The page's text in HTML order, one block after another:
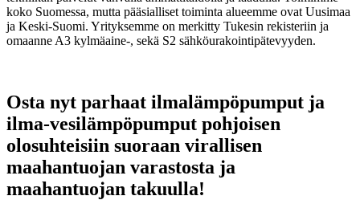
koko Suomessa, mutta pääsialliset toiminta alueemme ovat Uusimaa
ja Keski-Suomi. Yrityksemme on merkitty Tukesin rekisteriin ja
omaanne A3 kylmäaine-, sekä S2 sähköurakointipätevyyden.
Osta nyt parhaat ilmalämpöpumput ja
ilma-vesilämpöpumput pohjoisen
olosuhteisiin suoraan virallisen
maahantuojan varastosta ja
maahantuojan takuulla!